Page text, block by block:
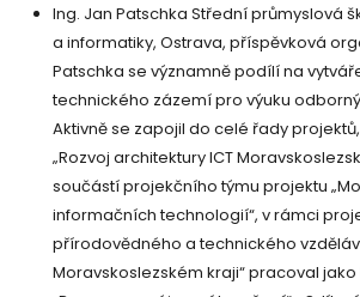
Ing. Jan Patschka Střední průmyslová
a informatiky, Ostrava, příspěvková
Patschka se významně podílí na
technického zázemí pro výuku
Aktivně se zapojil do celé řady
„Rozvoj architektury ICT
součástí projekčního týmu projektu
informačních technologií“, v rámci
přírodovědného a technického
Moravskoslezském kraji“ pracoval